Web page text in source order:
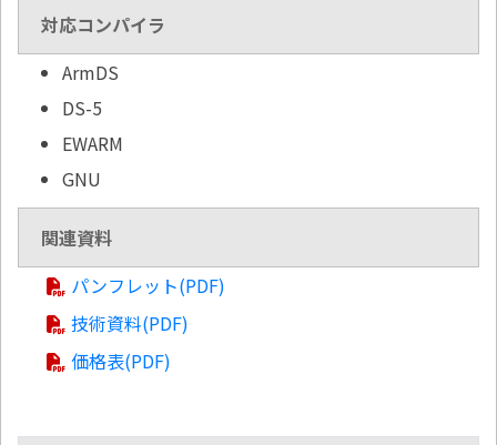
対応コンパイラ
ArmDS
DS-5
EWARM
GNU
関連資料
パンフレット(PDF)
技術資料(PDF)
価格表(PDF)